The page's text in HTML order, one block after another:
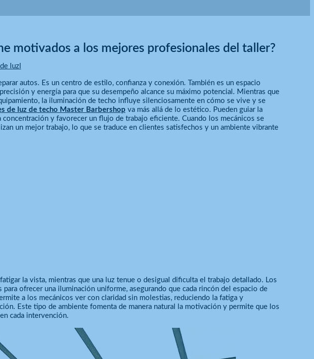
motivados a los mejores profesionales del taller?
luzl
autos. Es un centro de estilo, confianza y conexión. También es un espacio
y energía para que su desempeño alcance su máximo potencial. Mientras que
la iluminación de techo influye silenciosamente en cómo se vive y se
de luz de techo Master Barbershop va más allá de lo estético. Pueden guiar la
y favorecer un flujo de trabajo eficiente. Cuando los mecánicos se
un mejor trabajo, lo que se traduce en clientes satisfechos y un ambiente vibrante
la vista, mientras que una luz tenue o desigual dificulta el trabajo detallado. Los
ofrecer una iluminación uniforme, asegurando que cada rincón del espacio de
a los mecánicos ver con claridad sin molestias, reduciendo la fatiga y
Este tipo de ambiente fomenta de manera natural la motivación y permite que los
cada intervención.